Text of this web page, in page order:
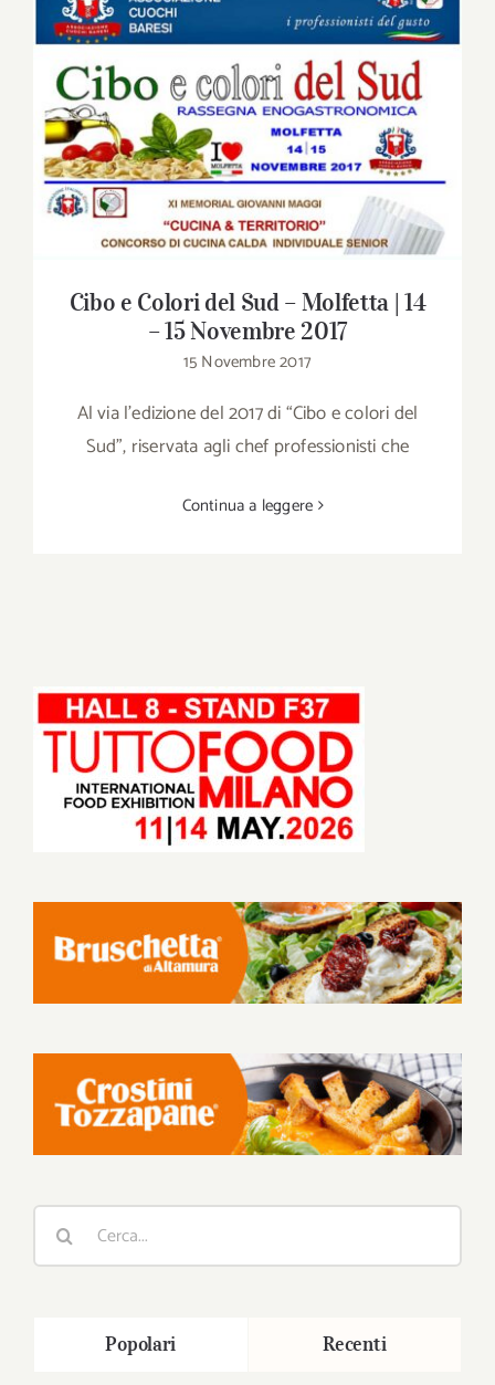
Download
Contatti
SHOP
Cibo e Colori del Sud – Molfetta | 14 – 15
Novembre 2017
Cibo e Colori del Sud – Molfetta | 14
– 15 Novembre 2017
15 Novembre 2017
Al via l’edizione del 2017 di “Cibo e colori del
Sud”, riservata agli chef professionisti che
Continua a leggere
Cerca
Popolari Recenti